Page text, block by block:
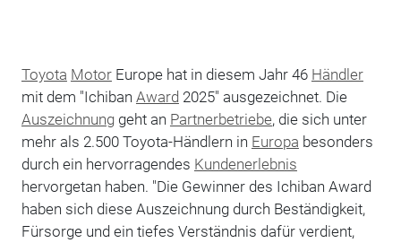
Toyota MotorEurope hat in diesem Jahr 46 Händler
mit dem "Ichiban Award 2025" ausgezeichnet. Die
Auszeichnunggeht an Partnerbetriebe, die sich unter
mehr als 2.500 Toyota-Händlern in Europa besonders
durch ein hervorragendes Kundenerlebnis
hervorgetan haben. "Die Gewinner des Ichiban Award
haben sich diese Auszeichnung durch Beständigkeit,
Fürsorge und ein tiefes Verständnis dafür verdient,